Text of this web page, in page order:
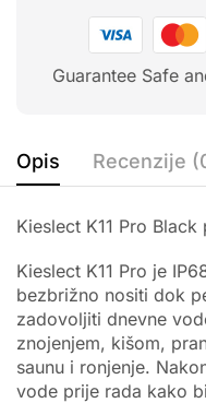
Guarantee Safe
Opis Recenzije
Kieslect K11 Pro Black
Kieslect K11 Pro je
bezbrižno nositi dok
zadovoljiti dnevne
znojenjem, kišom,
saunu i ronjenje.
vode prije rada kako